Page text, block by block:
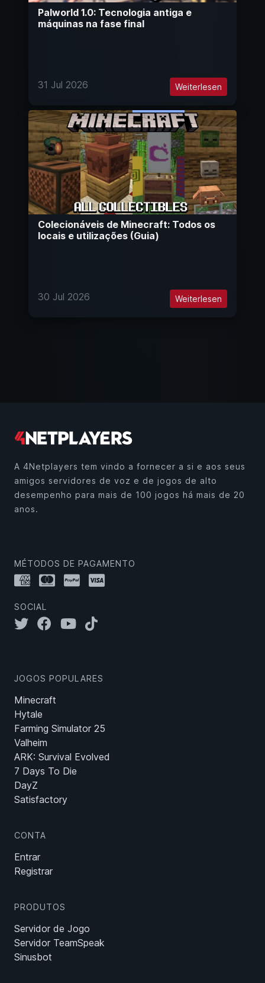
Palworld 1.0: Tecnologia antiga e
máquinas na fase final
31 Jul 2026 Weiterlesen
Colecionáveis de Minecraft: Todos os
locais e utilizações (Guia)
30 Jul 2026 Weiterlesen
A 4Netplayers tem vindo a fornecer a si e aos seus
amigos servidores de voz e de jogos de alto
desempenho para mais de 100 jogos há mais de 20
anos.
MÉTODOS DE PAGAMENTO
SOCIAL
JOGOS POPULARES
Minecraft
Hytale
Farming Simulator 25
Valheim
ARK: Survival Evolved
7 Days To Die
DayZ
Satisfactory
CONTA
Entrar
Registrar
PRODUTOS
Servidor de Jogo
Servidor TeamSpeak
Sinusbot